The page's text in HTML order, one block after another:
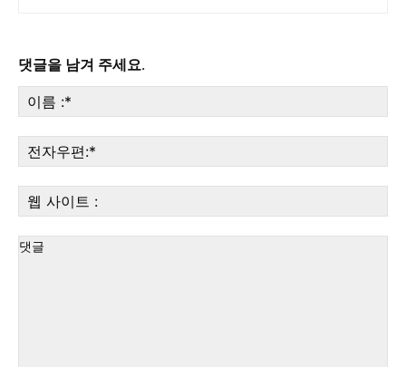
댓글을 남겨 주세요.
름
:*
자
우
사
이